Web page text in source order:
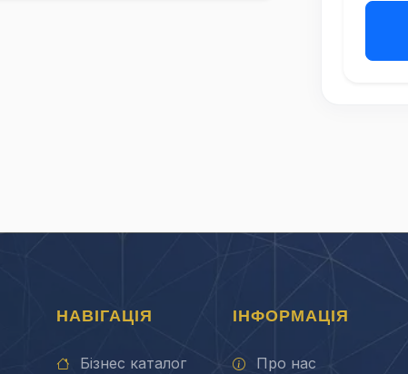
НАВІГАЦІЯ
Бізнес каталог
ІНФОРМАЦІЯ
Про нас